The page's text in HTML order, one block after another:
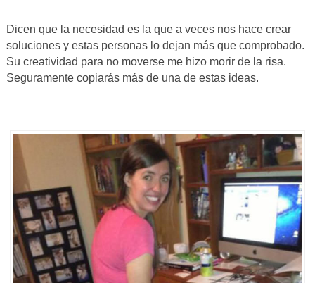
Dicen que la necesidad es la que a veces nos hace crear
soluciones y estas personas lo dejan más que comprobado.
Su creatividad para no moverse me hizo morir de la risa.
Seguramente copiarás más de una de estas ideas.